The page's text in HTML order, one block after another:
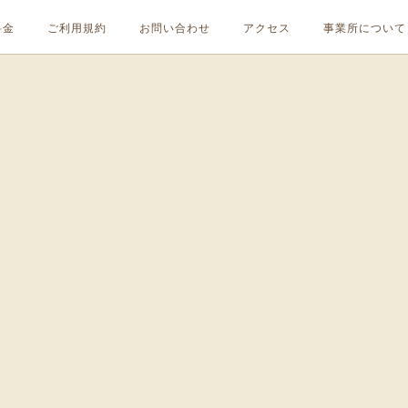
ご利用規約 お問い合わせ アクセス 事業所について